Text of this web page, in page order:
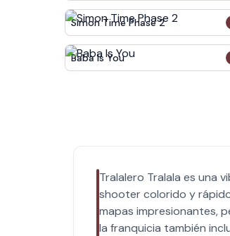
Simon Time Phase 2
Baba Is You
Tralalero Tralala es una
shooter colorido y
mapas impresionantes,
la franquicia también